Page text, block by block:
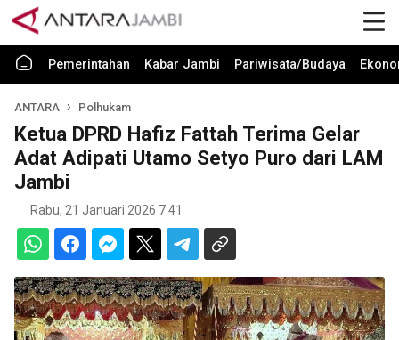
Pemerintahan Kabar Jambi Pariwisata/Budaya
ANTARA Polhukam
Ketua DPRD Hafiz Fattah Terima Gelar
Adat Adipati Utamo Setyo Puro dari LAM
Jambi
Rabu, 21 Januari 2026 7:41